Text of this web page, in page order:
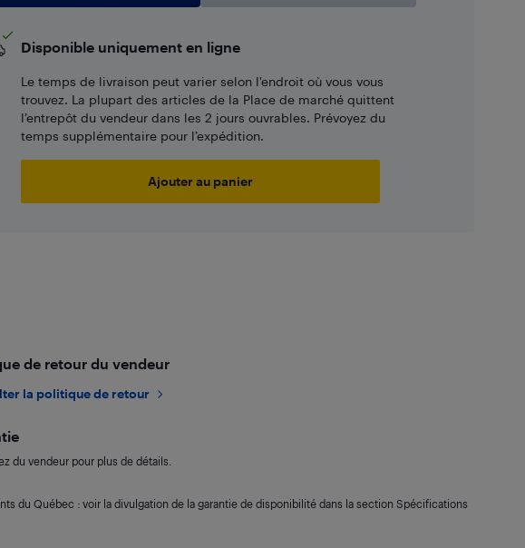
Disponible uniquement en ligne
Le temps de livraison peut varier selon l'endroit où vous vous
trouvez. La plupart des articles de la Place de marché quittent
l’entrepôt du vendeur dans les 2 jours ouvrables. Prévoyez du
temps supplémentaire pour l’expédition.
Ajouter au panier
de retour du vendeur
la politique de retour
du vendeur pour plus de détails.
du Québec : voir la divulgation de la garantie de disponibilité dans la section Spécifications